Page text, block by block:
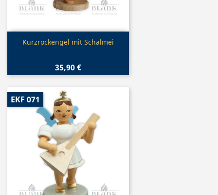
Vorschau
Kurzrockengel mit Schalmei
35,90 €
EKF 071